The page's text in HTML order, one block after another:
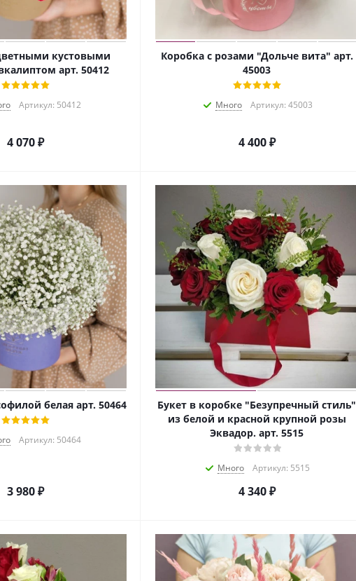
кустовыми
арт. 50412
Артикул: 50412
4 070₽
Коробка с розами "Дольче вита" арт.
45003
Много Артикул: 45003
4 400₽
белая арт. 50464
Артикул: 50464
3 980₽
Букет в коробке "Безупречный стиль"
из белой и красной крупной розы
Эквадор. арт. 5515
Много Артикул: 5515
4 340₽